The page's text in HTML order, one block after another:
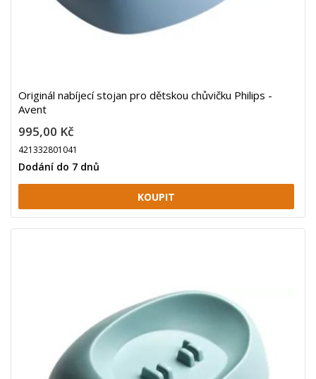
Originál nabíjecí stojan pro dětskou chůvičku Philips -
Avent
995,00 Kč
421332801041
Dodání do 7 dnů